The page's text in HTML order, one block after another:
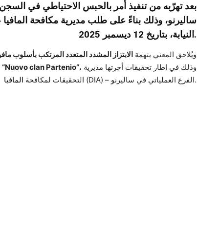
بعد تهرّبه من تنفيذ أمر بالحبس الاحتياطي في
ساليرنو، وذلك بناءً على طلب مديرية مكافحة
النيابة، بتاريخ 12 ديسمبر 2025.
ويُلاحق المعني بتهمة الابتزاز المشدد المتعدد المرتكب بأسلوب
“Nuovo clan Partenio”، وذلك في إطار تحقيقات أجرتها مديرية
التحقيقات لمكافحة
(DIA) – الفرع العملياتي في ساليرنو.